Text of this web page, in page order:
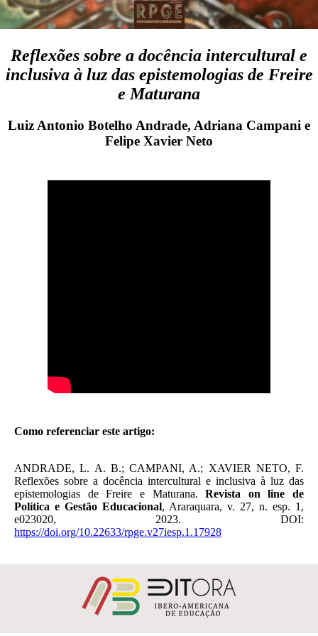
Reflexões sobre a docência intercultural e
inclusiva à luz das epistemologias de Freire
e Maturana
Luiz Antonio Botelho Andrade, Adriana Campani e
Felipe Xavier Neto
Como referenciar este artigo:
ANDRADE, L. A. B.; CAMPANI, A.; XAVIER NETO, F.
Reflexões sobre a docência intercultural e inclusiva à luz das
epistemologias de Freire e Maturana.Revista on line de
Política e Gestão Educacional, Araraquara, v. 27, n. esp. 1,
e023020, 2023. DOI:
https://doi.org/10.22633/rpge.v27iesp.1.17928